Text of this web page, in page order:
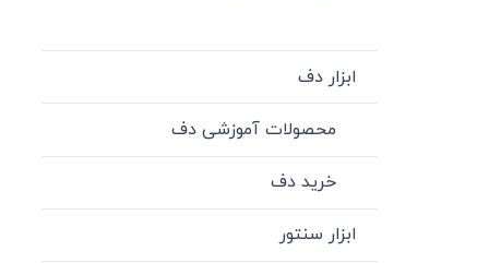
ابزار دف
محصولات آموزشی دف
خرید دف
ابزار سنتور